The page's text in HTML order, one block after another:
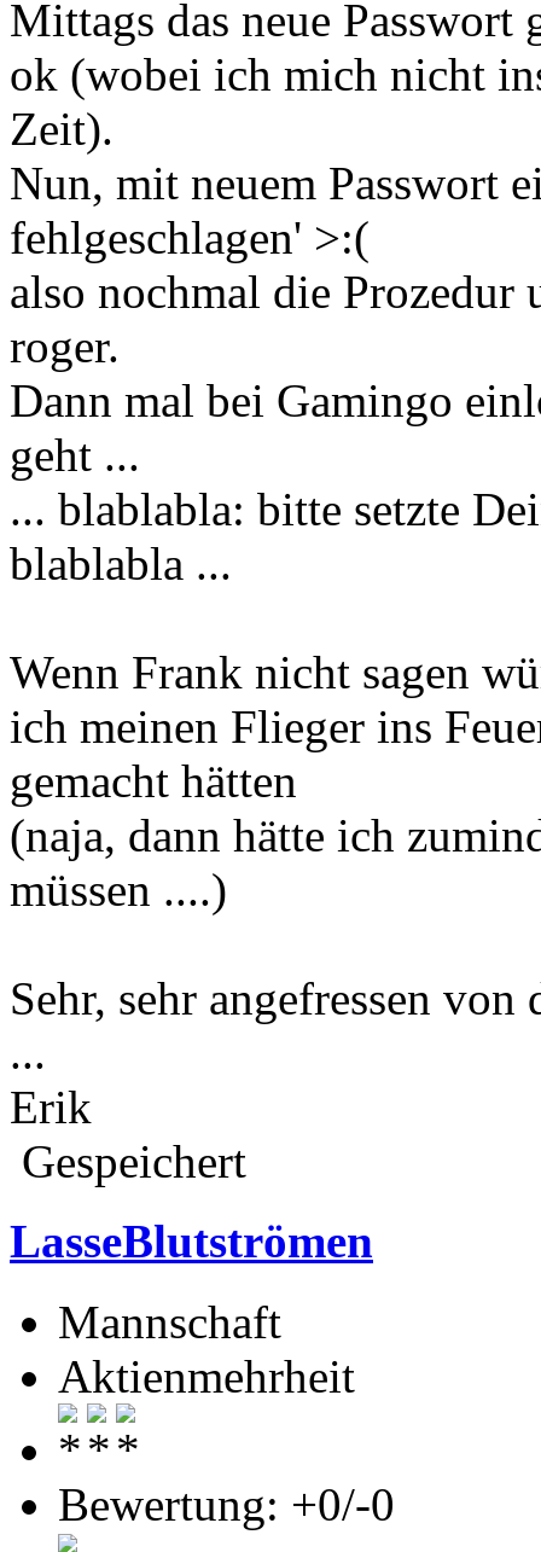
Mittags das neue
ok (wobei ich mich nicht
Zeit).
Nun, mit neuem Passwort
fehlgeschlagen' >:(
also nochmal die Prozedur
roger.
Dann mal bei Gamingo
geht ...
... blablabla: bitte setzte
blablabla ...
Wenn Frank nicht sagen
ich meinen Flieger ins
gemacht hätten
(naja, dann hätte ich
müssen ....)
Sehr, sehr angefressen
...
Erik
Gespeichert
LasseBlutströmen
Mannschaft
Aktienmehrheit
Bewertung: +0/-0